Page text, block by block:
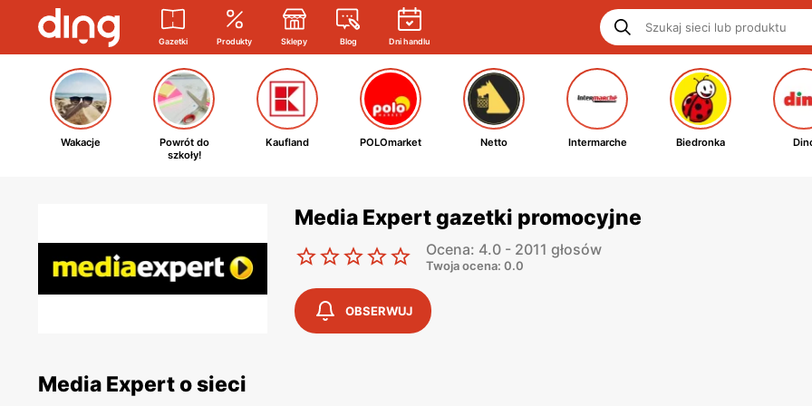
Gazetki Produkty Sklepy Blog Dni handlu
Wakacje
Powrót do
szkoły!
Kaufland POLOmarket Netto Intermarche Biedronka
Media Expert gazetki promocyjne
Ocena: 4.0 - 2011 głosów
Twoja ocena: 0.0
OBSERWUJ
Media Expert o sieci